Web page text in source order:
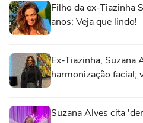
Filho da ex-Tiazinha
anos; Veja que lindo!
Ex-Tiazinha, Suzana
harmonização facial;
Suzana Alves cita